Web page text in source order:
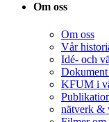
Om oss
Om oss
Vår
Idé- och
KFUM i
nätverk &